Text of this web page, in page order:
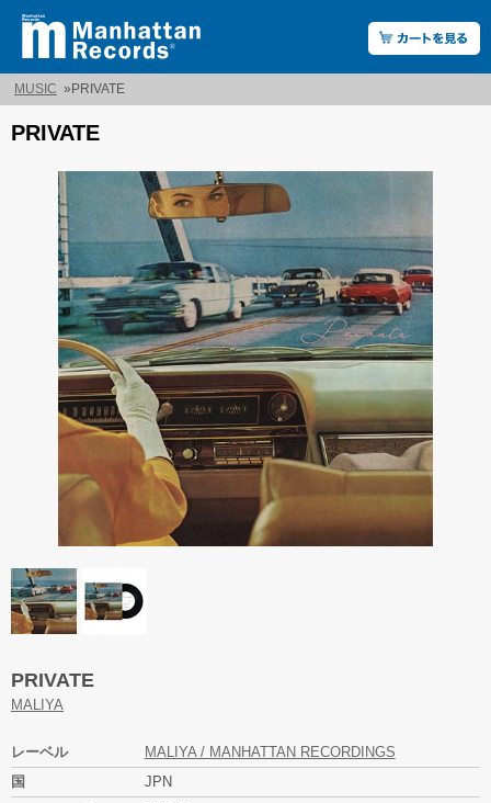
MUSIC » PRIVATE
PRIVATE
PRIVATE
MALIYA
レーベル
MALIYA / MANHATTAN RECORDINGS
国
JPN